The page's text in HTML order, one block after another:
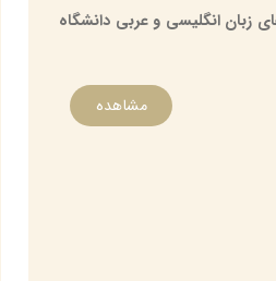
زبان انگلیسی و عربی دانشگاه
مشاهده